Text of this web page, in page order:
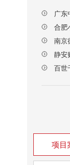
合肥
项目